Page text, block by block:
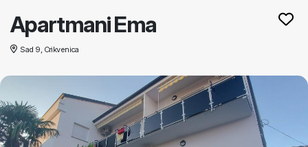
Apartmani Ema
Sad 9, Crikvenica